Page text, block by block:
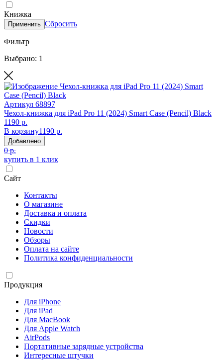
Книжка
Применить Сбросить
Фильтр
Выбрано: 1
Артикул 68897
Чехол-книжка для iPad Pro 11 (2024) Smart Case (Pencil) Black
1190 р.
В корзину1190 р.
Добавлено
0 р.
купить в 1 клик
Сайт
Контакты
О магазине
Доставка и оплата
Скидки
Новости
Обзоры
Оплата на сайте
Политика конфиденциальности
Продукция
Для iPhone
Для iPad
Для MacBook
Для Apple Watch
AirPods
Портативные зарядные устройства
Интересные штучки